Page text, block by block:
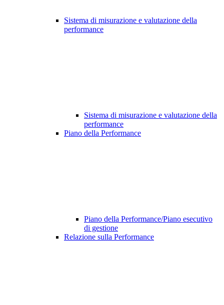
Sistema di misurazione e valutazione della
performance
Sistema di misurazione e valutazione della
performance
Piano della Performance
Piano della Performance/Piano esecutivo
di gestione
Relazione sulla Performance